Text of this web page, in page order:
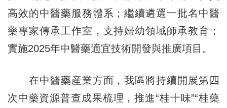
高效的中醫藥服務體系；繼續遴選一批名中醫
藥專家傳承工作室，支持婦幼領域師承教育；
實施2025年中醫藥適宜技術開發與推廣項目。
在中醫藥産業方面，我區將持續開展第四
次中藥資源普查成果梳理，推進“桂十味”“桂藥